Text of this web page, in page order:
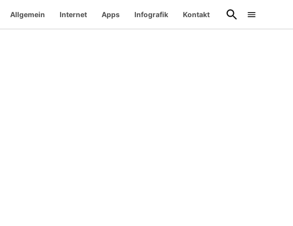
Allgemein Internet Apps Infografik Kontakt
Suche
öffnen